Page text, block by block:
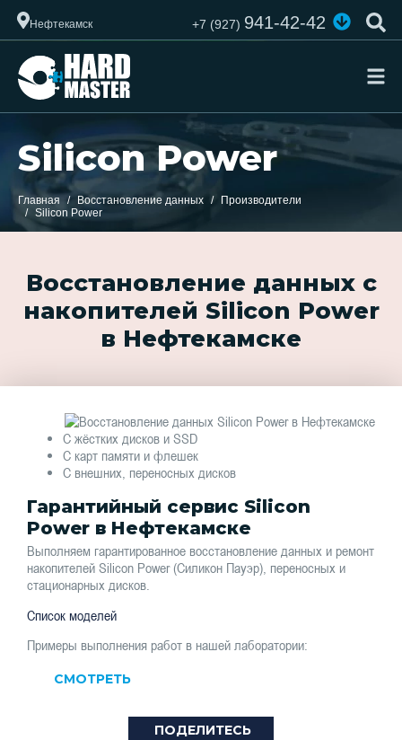
Нефтекамск +7 (927)941-42-42
Silicon Power
Главная Восстановление данных
Производители
Silicon Power
Восстановление данных с
накопителей Silicon Power
в Нефтекамске
С жёстких дисков и SSD
С карт памяти и флешек
С внешних, переносных дисков
Гарантийный сервис Silicon
Power в Нефтекамске
Выполняем гарантированное восстановление данных и ремонт
накопителей Silicon Power (Силикон Пауэр), переносных и
стационарных дисков.
Список моделей
Примеры выполнения работ в нашей лаборатории:
СМОТРЕТЬ
ПОДЕЛИТЕСЬ